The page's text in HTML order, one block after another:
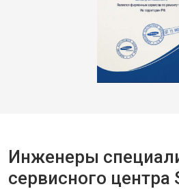
Инженеры
сервисного центра